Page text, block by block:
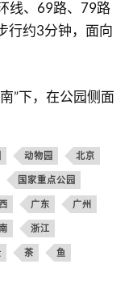
线、69路、79路
行约3分钟，面向
”下，在公园侧面
动物园 北京
国家重点公园
广东 广州
浙江
茶 鱼